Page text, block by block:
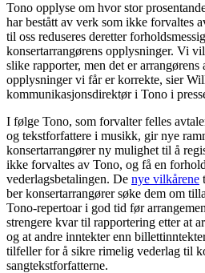
Tono opplyse om hvor stor
har bestått av verk som ikke forvaltes
til oss reduseres deretter
konsertarrangørens opplysninger. Vi
slike rapporter, men det er arrangørens
opplysninger vi får er korrekte, sier
kommunikasjonsdirektør i Tono i
I følge Tono, som forvalter felles
og tekstforfattere i musikk, gir nye
konsertarrangører ny mulighet til å
ikke forvaltes av Tono, og få en
vederlagsbetalingen. De nye vilkårene
ber konsertarrangører søke dem om
Tono-repertoar i god tid før
strengere kvar til rapportering etter at
og at andre inntekter enn
tilfeller for å sikre rimelig vederlag til
sangtekstforfatterne.